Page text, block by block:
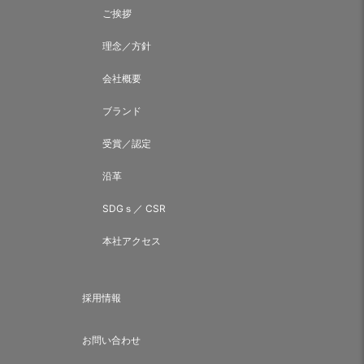
ご挨拶
理念／方針
会社概要
ブランド
受賞／認定
沿革
SDGｓ／ CSR
本社アクセス
採用情報
お問い合わせ